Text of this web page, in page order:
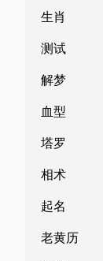
生肖
测试
解梦
血型
塔罗
相术
起名
老黄历